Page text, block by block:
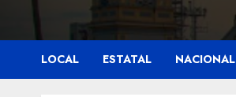
LOCAL ESTATAL NACIONAL